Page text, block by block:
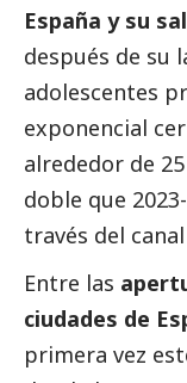
España y su
después de su
adolescentes
exponencial
alrededor de
doble que
través del
Entre las
ciudades de
primera vez